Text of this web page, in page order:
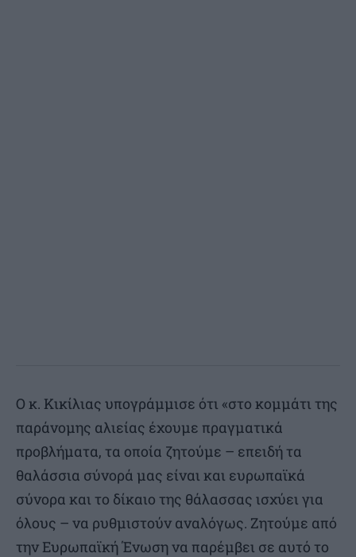
Ο κ. Κικίλιας υπογράμμισε ότι «στο κομμάτι της
παράνομης αλιείας έχουμε πραγματικά
προβλήματα, τα οποία ζητούμε – επειδή τα
θαλάσσια σύνορά μας είναι και ευρωπαϊκά
σύνορα και το δίκαιο της θάλασσας ισχύει για
όλους – να ρυθμιστούν αναλόγως. Ζητούμε από
την Ευρωπαϊκή Ένωση να παρέμβει σε αυτό το